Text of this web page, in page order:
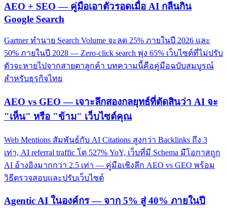
AEO + SEO — คู่มือเอาตัวรอดเมื่อ AI กลืนกิน
Google Search
Gartner ทำนาย Search Volume จะลด 25% ภายในปี 2026 และ
50% ภายในปี 2028 — Zero-click search พุ่ง 65% เว็บไซต์ที่ไม่ปรับ
ตัวจะหายไปจากสายตาลูกค้า บทความนี้คือคู่มือฉบับสมบูรณ์
สำหรับธุรกิจไทย
AEO vs GEO — เจาะลึกสองกลยุทธ์ที่ตัดสินว่า AI จะ
"เห็น" หรือ "ข้าม" เว็บไซต์คุณ
Web Mentions สัมพันธ์กับ AI Citations สูงกว่า Backlinks ถึง 3
เท่า, AI referral traffic โต 527% YoY, เว็บที่มี Schema มีโอกาสถูก
AI อ้างอิงมากกว่า 2.5 เท่า — คู่มือเชิงลึก AEO vs GEO พร้อม
วิธีตรวจสอบและปรับเว็บไซต์
Agentic AI ในองค์กร — จาก 5% สู่ 40% ภายในปี